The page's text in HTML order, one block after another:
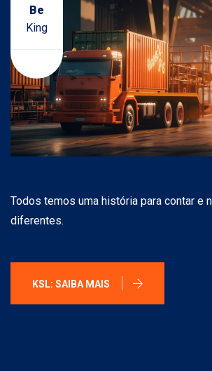
Be
King
Todos temos uma história para contar e
diferentes.
KSL: SAIBA MAIS